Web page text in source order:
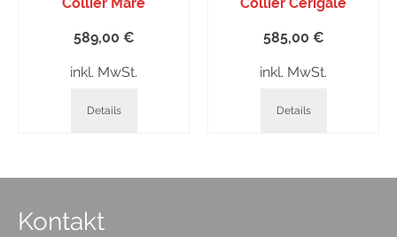
589,00 €
inkl. MwSt.
Details
585,00 €
inkl. MwSt.
Details
Kontakt